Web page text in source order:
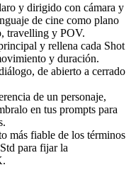
y dirigido con cámara y
de cine como plano
travelling y POV.
y rellena cada Shot
y duración.
de abierto a cerrado
de un personaje,
en tus prompts para
más fiable de los términos
para fijar la